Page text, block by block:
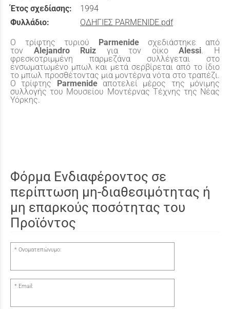
Έτος σχεδίασης:
1994
Φυλλάδιο:
ΟΔΗΓΙΕΣ PARMENIDE.pdf
Ο τρίφτης τυριού Parmenideσχεδιάστηκε από
τον Alejandro Ruiz για τον οίκοAlessi. Η
φρεσκοτριμμένη παρμεζάνα συλλέγεται στο
ενσωματωμένο μπωλ και μετά σερβίρεται από το ίδιο
το μπωλ προσθέτοντας μια μοντέρνα νότα στο τραπέζι.
Ο τρίφτης
Parmenideαποτελεί μέρος της μόνιμης
συλλογής του Μουσείου Μοντέρνας Τέχνης της Νέας
Υόρκης.
Φόρμα Ενδιαφέροντος σε
περίπτωση μη-διαθεσιμότητας ή
μη επαρκούς ποσότητας του
Προϊόντος
Ονοματεπώνυμο:
Email: